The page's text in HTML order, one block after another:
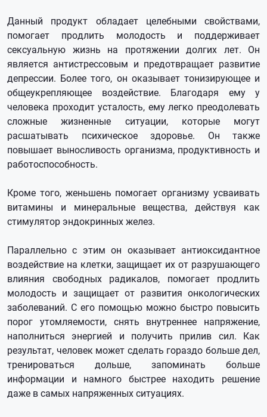
Данный продукт обладает целебными свойствами,
помогает продлить молодость и поддерживает
сексуальную жизнь на протяжении долгих лет. Он
является антистрессовым и предотвращает развитие
депрессии. Более того, он оказывает тонизирующее и
общеукрепляющее воздействие. Благодаря ему у
человека проходит усталость, ему легко преодолевать
сложные жизненные ситуации, которые могут
расшатывать психическое здоровье. Он также
повышает выносливость организма, продуктивность и
работоспособность.
Кроме того, женьшень помогает организму усваивать
витамины и минеральные вещества, действуя как
стимулятор эндокринных желез.
Параллельно с этим он оказывает антиоксидантное
воздействие на клетки, защищает их от разрушающего
влияния свободных радикалов, помогает продлить
молодость и защищает от развития онкологических
заболеваний. С его помощью можно быстро повысить
порог утомляемости, снять внутреннее напряжение,
наполниться энергией и получить прилив сил. Как
результат, человек может сделать гораздо больше дел,
тренироваться дольше, запоминать больше
информации и намного быстрее находить решение
даже в самых напряженных ситуациях.